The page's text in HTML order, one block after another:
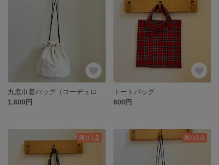
1,600円
トートバッグ
600円
残り1点 残り1点